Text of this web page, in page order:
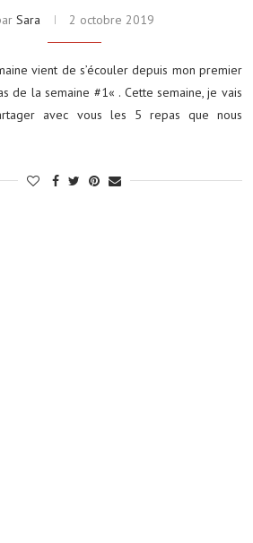
Sara 2 octobre 2019
vient de s’écouler depuis mon premier
de la semaine #1« . Cette semaine, je vais
avec vous les 5 repas que nous